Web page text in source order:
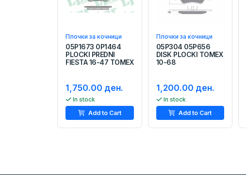
Плочки за кочници
05P1673 0P1464
PLOCKI PREDNI
FIESTA 16-47 TOMEX
1,750.00 ден.
In stock
Add to Cart
Плочки за кочници
05P304 05P656
DISK PLOCKI TOMEX
10-68
1,200.00 ден.
In stock
Add to Cart